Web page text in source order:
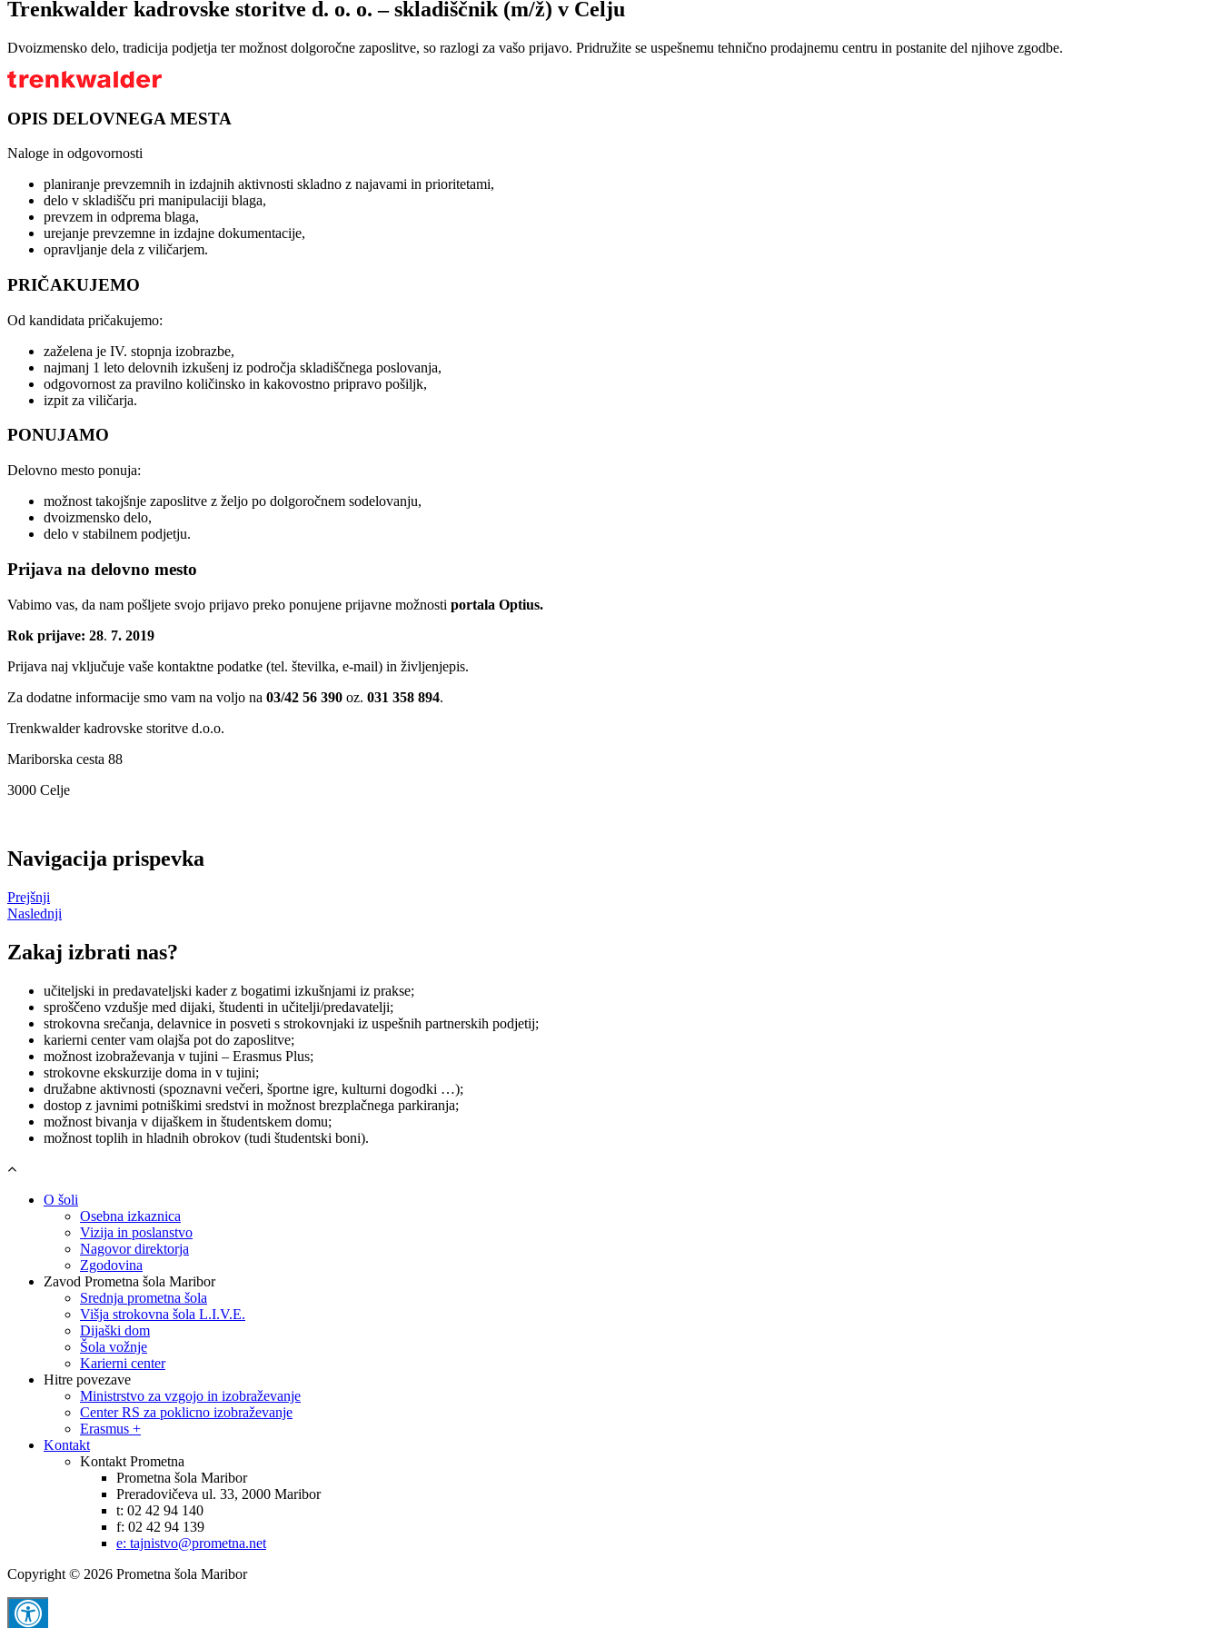
Trenkwalder kadrovske storitve d. o. o. – skladiščnik (m/ž) v Celju
Dvoizmensko delo, tradicija podjetja ter možnost dolgoročne zaposlitve, so razlogi za vašo prijavo. Pridružite se uspešnemu tehnično prodajnemu centru in postanite del njihove zgodbe.
OPIS DELOVNEGA MESTA
Naloge in odgovornosti
planiranje prevzemnih in izdajnih aktivnosti skladno z najavami in prioritetami,
delo v skladišču pri manipulaciji blaga,
prevzem in odprema blaga,
urejanje prevzemne in izdajne dokumentacije,
opravljanje dela z viličarjem.
PRIČAKUJEMO
Od kandidata pričakujemo:
zaželena je IV. stopnja izobrazbe,
najmanj 1 leto delovnih izkušenj iz področja skladiščnega poslovanja,
odgovornost za pravilno količinsko in kakovostno pripravo pošiljk,
izpit za viličarja.
PONUJAMO
Delovno mesto ponuja:
možnost takojšnje zaposlitve z željo po dolgoročnem sodelovanju,
dvoizmensko delo,
delo v stabilnem podjetju.
Prijava na delovno mesto
Vabimo vas, da nam pošljete svojo prijavo preko ponujene prijavne možnosti portala Optius.
Rok prijave: 28. 7. 2019
Prijava naj vključuje vaše kontaktne podatke (tel. številka, e-mail) in življenjepis.
Za dodatne informacije smo vam na voljo na 03/42 56 390 oz. 031 358 894.
Trenkwalder kadrovske storitve d.o.o.
Mariborska cesta 88
3000 Celje
Navigacija prispevka
Prejšnji
Naslednji
Zakaj izbrati nas?
učiteljski in predavateljski kader z bogatimi izkušnjami iz prakse;
sproščeno vzdušje med dijaki, študenti in učitelji/predavatelji;
strokovna srečanja, delavnice in posveti s strokovnjaki iz uspešnih partnerskih podjetij;
karierni center vam olajša pot do zaposlitve;
možnost izobraževanja v tujini – Erasmus Plus;
strokovne ekskurzije doma in v tujini;
družabne aktivnosti (spoznavni večeri, športne igre, kulturni dogodki …);
dostop z javnimi potniškimi sredstvi in možnost brezplačnega parkiranja;
možnost bivanja v dijaškem in študentskem domu;
možnost toplih in hladnih obrokov (tudi študentski boni).
O šoli
Osebna izkaznica
Vizija in poslanstvo
Nagovor direktorja
Zgodovina
Zavod Prometna šola Maribor
Srednja prometna šola
Višja strokovna šola L.I.V.E.
Dijaški dom
Šola vožnje
Karierni center
Hitre povezave
Ministrstvo za vzgojo in izobraževanje
Center RS za poklicno izobraževanje
Erasmus +
Kontakt
Kontakt Prometna
Prometna šola Maribor
Preradovičeva ul. 33, 2000 Maribor
t: 02 42 94 140
f: 02 42 94 139
e: tajnistvo@prometna.net
Copyright © 2026 Prometna šola Maribor